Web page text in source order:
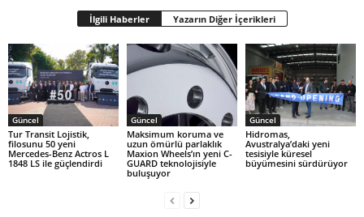
İlgili Haberler Yazarın Diğer İçerikleri
Güncel
Tur Transit Lojistik,
filosunu 50 yeni
Mercedes-Benz Actros L
1848 LS ile güçlendirdi
Güncel
Maksimum koruma ve
uzun ömürlü parlaklık
Maxion Wheels’ın yeni C-
GUARD teknolojisiyle
buluşuyor
Güncel
Hidromas,
Avustralya’daki yeni
tesisiyle küresel
büyümesini sürdürüyor